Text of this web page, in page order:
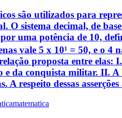
são utilizados para
O sistema decimal, de
uma potência de 10,
vale 5 x 10¹ = 50, e o
relação proposta entre
e da conquista militar. II. A
A respeito dessas
matematica